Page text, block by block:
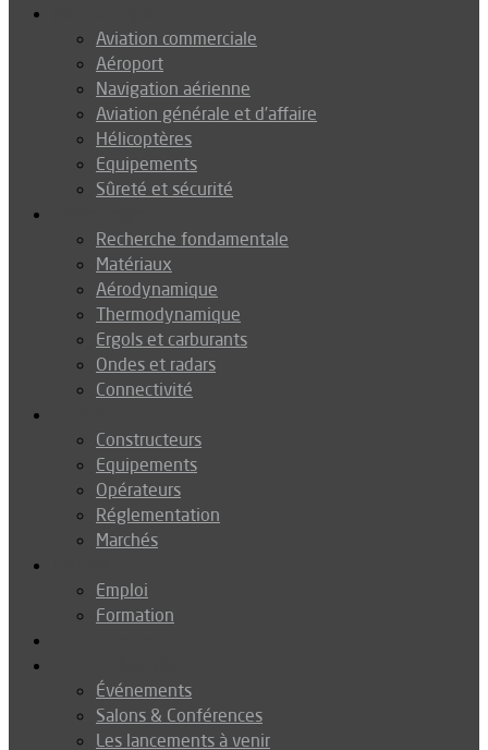
Aviation commerciale
Aéroport
Navigation aérienne
Aviation générale et d’affaire
Hélicoptères
Equipements
Sûreté et sécurité
Recherche fondamentale
Matériaux
Aérodynamique
Thermodynamique
Ergols et carburants
Ondes et radars
Connectivité
Constructeurs
Equipements
Opérateurs
Réglementation
Marchés
Emploi
Formation
Événements
Salons & Conférences
Les lancements à venir